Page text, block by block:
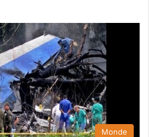
Monde